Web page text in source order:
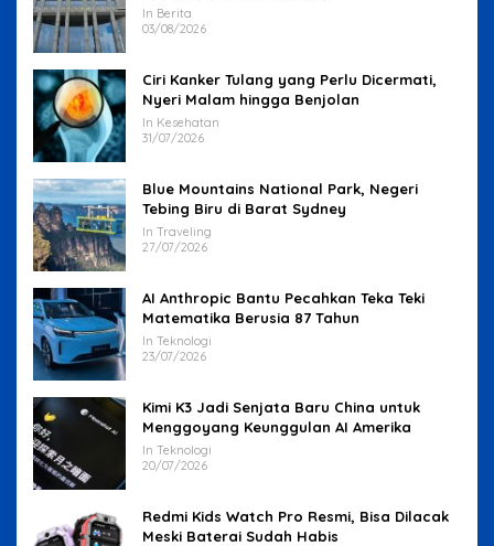
In Berita
03/08/2026
Ciri Kanker Tulang yang Perlu Dicermati,
Nyeri Malam hingga Benjolan
In Kesehatan
31/07/2026
Blue Mountains National Park, Negeri
Tebing Biru di Barat Sydney
In Traveling
27/07/2026
AI Anthropic Bantu Pecahkan Teka Teki
Matematika Berusia 87 Tahun
In Teknologi
23/07/2026
Kimi K3 Jadi Senjata Baru China untuk
Menggoyang Keunggulan AI Amerika
In Teknologi
20/07/2026
Redmi Kids Watch Pro Resmi, Bisa Dilacak
Meski Baterai Sudah Habis